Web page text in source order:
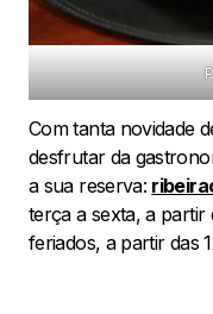
Com tanta novidade
desfrutar da
a sua reserva:
terça a sexta, a partir
feriados, a partir das